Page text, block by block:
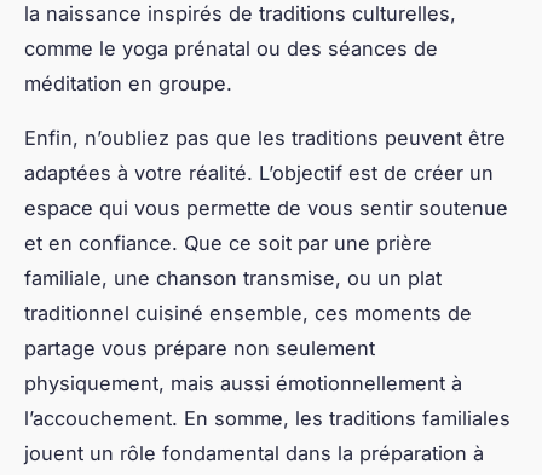
la naissance inspirés de traditions culturelles,
comme le yoga prénatal ou des séances de
méditation en groupe.
Enfin, n’oubliez pas que les traditions peuvent être
adaptées à votre réalité. L’objectif est de créer un
espace qui vous permette de vous sentir soutenue
et en confiance. Que ce soit par une prière
familiale, une chanson transmise, ou un plat
traditionnel cuisiné ensemble, ces moments de
partage vous prépare non seulement
physiquement, mais aussi émotionnellement à
l’accouchement. En somme, les traditions familiales
jouent un rôle fondamental dans la préparation à